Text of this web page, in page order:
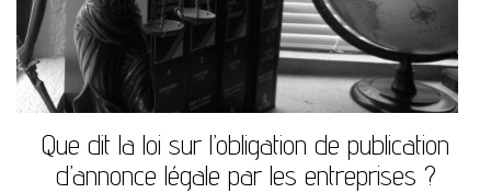
Que dit la loi sur l’obligation de publication
d’annonce légale par les entreprises ?